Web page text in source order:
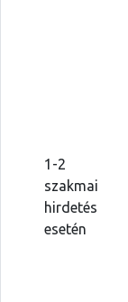
1-2
szakmai
hirdetés
esetén